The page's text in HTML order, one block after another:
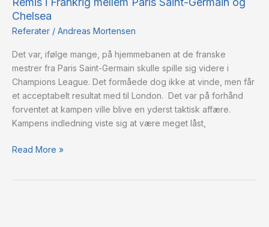
Chelsea
Referater / Andreas Mortensen
Det var, ifølge mange, på hjemmebanen at de franske
mestrer fra Paris Saint-Germain skulle spille sig videre i
Champions League. Det formåede dog ikke at vinde, men får
et acceptabelt resultat med til London. Det var på forhånd
forventet at kampen ville blive en yderst taktisk affære.
Kampens indledning viste sig at være meget låst,
Frankrig
mellem
Paris
Germain
og
Chelsea
Read More »